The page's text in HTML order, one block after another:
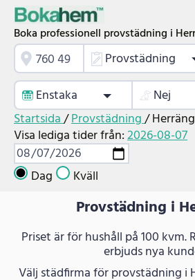
Boka professionell provstädning i
Provstädning
Enstaka
Nej
Startsida/Provstädning/Herräng
Visa lediga tider från:2026-08-07
Dag Kväll
Provstädning i
Priset är för hushåll på 100 kvm.
erbjuds nya
Välj städfirma för provstädning i